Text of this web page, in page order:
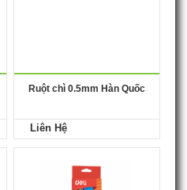
Ruột chì 0.5mm Hàn Quốc
Liên Hệ